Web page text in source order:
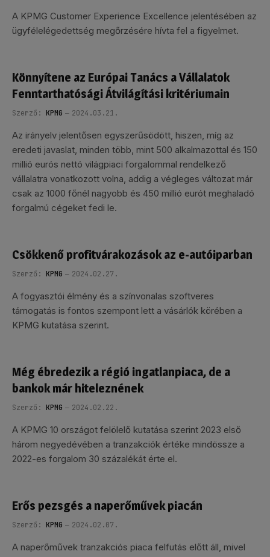
A KPMG Customer Experience Excellence jelentésében az
ügyfélelégedettség megőrzésére hívta fel a figyelmet.
Könnyítene az Európai Tanács a Vállalatok
Fenntarthatósági Átvilágítási kritériumain
Szerző: KPMG 2024.03.21.
Az irányelv jelentősen egyszerűsödött, hiszen, míg az
eredeti javaslat, minden több, mint 500 alkalmazottal és 150
millió eurós nettó világpiaci forgalommal rendelkező
vállalatra vonatkozott volna, addig a végleges változat már
csak az 1000 főnél nagyobb és 450 millió eurót meghaladó
forgalmú cégeket fedi le.
Csökkenő profitvárakozások az e-autóiparban
Szerző: KPMG 2024.02.27.
A fogyasztói élmény és a színvonalas szoftveres
támogatás is fontos szempont lett a vásárlók körében a
KPMG kutatása szerint.
Még ébredezik a régió ingatlanpiaca, de a
bankok már hiteleznének
Szerző: KPMG 2024.02.22.
A KPMG 10 országot felölelő kutatása szerint 2023 első
három negyedévében a tranzakciók értéke mindössze a
2022-es forgalom 30 százalékát érte el.
Erős pezsgés a naperőművek piacán
Szerző: KPMG 2024.02.07.
A naperőművek tranzakciós piaca felfutás előtt áll, mivel